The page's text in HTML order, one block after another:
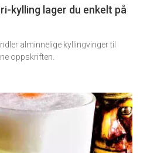
kylling lager du enkelt på
alminnelige kyllingvinger til
oppskriften.